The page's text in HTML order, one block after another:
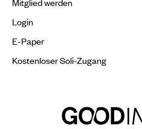
Login
E-Paper
Kostenloser Soli-Zugang